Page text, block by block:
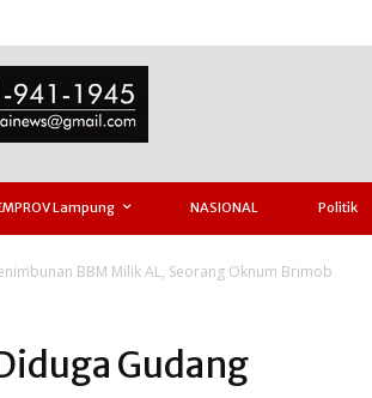
Lampung NASIONAL Politik
BBM Milik AL, Seorang Oknum Brimob
Gudang